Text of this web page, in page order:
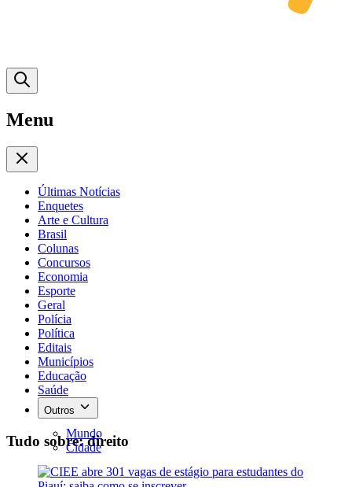
Menu
Últimas Notícias
Enquetes
Arte e Cultura
Brasil
Colunas
Concursos
Economia
Esporte
Geral
Polícia
Política
Editais
Municípios
Educação
Saúde
Outros
Mundo
Cidade
Tudo sobre: direito